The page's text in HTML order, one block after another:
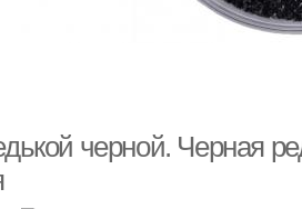
черной. Черная